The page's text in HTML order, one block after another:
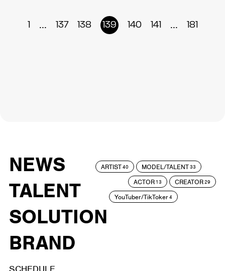
1 ... 137 138 139 140 141 ... 181
NEWS
TALENT
SOLUTION
BRAND
ARTIST40 MODEL/TALENT33
ACTOR 13 CREATOR29
YouTuber/TikToker4